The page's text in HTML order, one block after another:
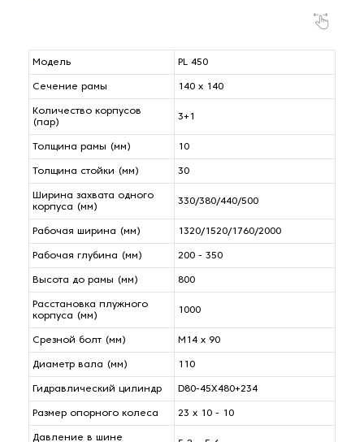
Модель PL 450
Сечение рамы 140 x 140
Количество корпусов
(пар)
3+1
Толщина рамы (мм) 10
Толщина стойки (мм) 30
Ширина захвата одного
корпуса (мм)
330/380/440/500
Рабочая ширина (мм) 1320/1520/1760/2000
Рабочая глубина (мм) 200 - 350
Высота до рамы (мм) 800
Расстановка плужного
корпуса (мм)
1000
Срезной болт (мм) M14 x 90
Диаметр вала (мм) 110
Гидравлический цилиндр D80-45X480+234
Размер опорного колеса 23 x 10 - 10
Давление в шине